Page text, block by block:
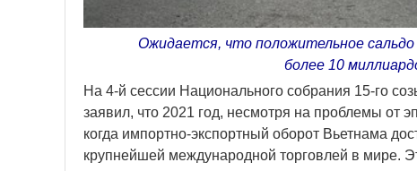
Ожидается, что положительное
более 10
На 4-й сессии Национального собрания 15-го
заявил, что 2021 год, несмотря на проблемы от
когда импортно-экспортный оборот Вьетнама
крупнейшей международной торговлей в мире.